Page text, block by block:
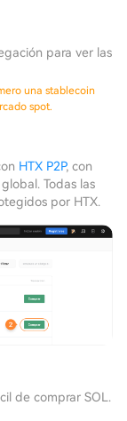
para ver las
una stablecoin
spot.
HTX P2P, con
Todas las
por HTX.
de comprar SOL.